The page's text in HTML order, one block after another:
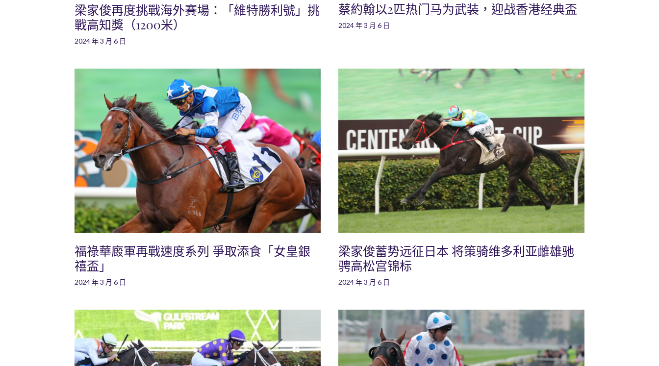
梁家俊再度挑戰海外賽場：「維特勝利號」挑
戰高知獎（1200米）
2024 年 3 月 6 日
蔡約翰以2匹热门马为武装，迎战香港经典盃
2024 年 3 月 6 日
福祿華廄軍再戰速度系列 爭取添食「女皇銀
禧盃」
2024 年 3 月 6 日
梁家俊蓄势远征日本 将策骑维多利亚雌雄驰
骋高松宫锦标
2024 年 3 月 6 日